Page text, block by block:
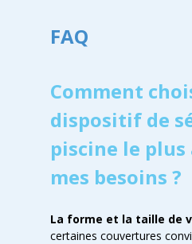
FAQ
Comment
dispositif de
piscine le plus
mes besoins ?
La forme et la taille de
certaines couvertures